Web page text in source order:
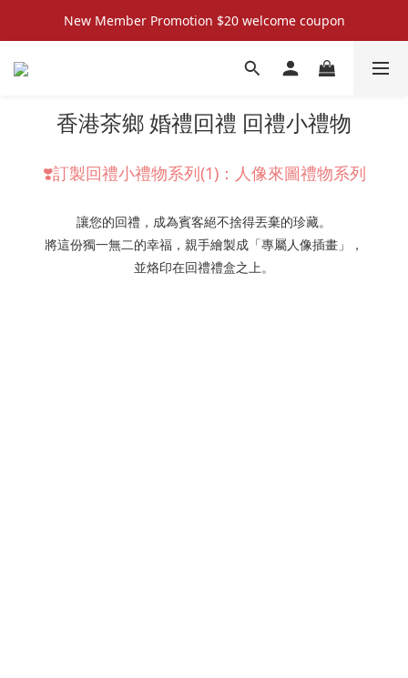
New Member Promotion $20 welcome coupon
New Member Promotion $20 welcome coupon
散水回禮禮物 滿件再折優惠🎉
香港茶鄉 婚禮回禮 回禮小禮物
❣️訂製回禮小禮物系列(1)：人像來圖禮物系列
讓您的回禮，成為賓客絕不捨得丟棄的珍藏。
將這份獨一無二的幸福，親手繪製成「專屬人像插畫」，
並烙印在回禮禮盒之上。